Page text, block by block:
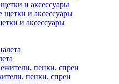
и аксессуары
и аксессуары
пенки, спреи